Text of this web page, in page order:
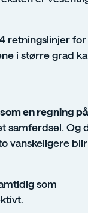
retningslinjer for
i større grad
en regning på
samferdsel. Og
vanskeligere
som